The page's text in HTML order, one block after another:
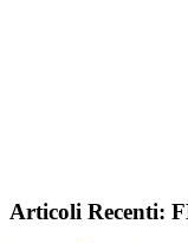
Articoli Recenti: